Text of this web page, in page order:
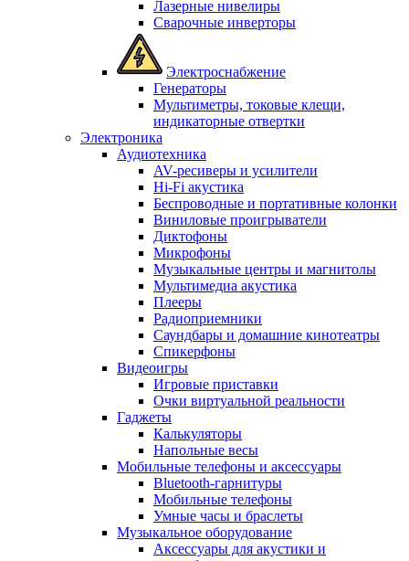
Лазерные нивелиры
Сварочные инверторы
Электроснабжение
Генераторы
Мультиметры, токовые клещи,
индикаторные отвертки
Электроника
Аудиотехника
AV-ресиверы и усилители
Hi-Fi акустика
Беспроводные и портативные колонки
Виниловые проигрыватели
Диктофоны
Микрофоны
Музыкальные центры и магнитолы
Мультимедиа акустика
Плееры
Радиоприемники
Саундбары и домашние кинотеатры
Спикерфоны
Видеоигры
Игровые приставки
Очки виртуальной реальности
Гаджеты
Калькуляторы
Напольные весы
Мобильные телефоны и аксессуары
Bluetooth-гарнитуры
Мобильные телефоны
Умные часы и браслеты
Музыкальное оборудование
Аксессуары для акустики и